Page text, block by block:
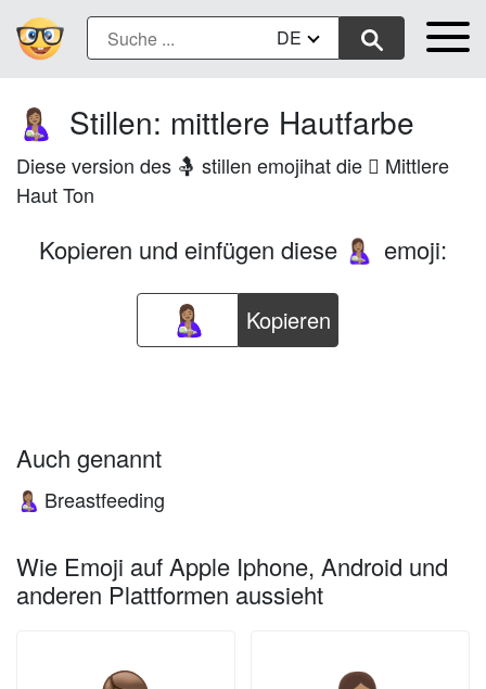
DE
🤱🏽 Stillen: mittlere Hautfarbe
Diese version des 🤱 stillen emojihat die 🏽 Mittlere
Haut Ton
Kopieren und einfügen diese 🤱🏽 emoji:
Kopieren
Auch genannt
🤱🏽 Breastfeeding
Wie Emoji auf Apple Iphone, Android und
anderen Plattformen aussieht